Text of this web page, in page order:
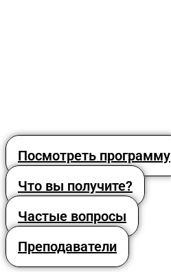
Посмотреть программу
Что вы получите?
Частые вопросы
Преподаватели